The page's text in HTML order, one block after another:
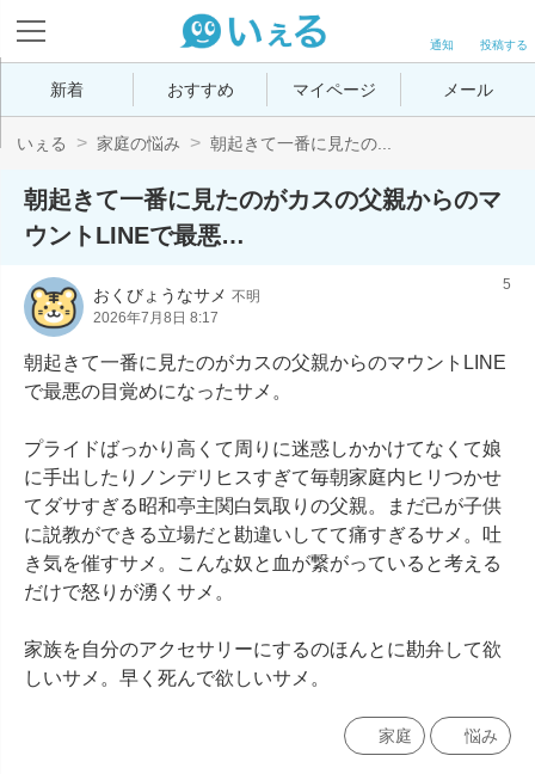
投稿する
通知
新着 おすすめ マイページ メール
いぇる 家庭の悩み 朝起きて一番に見たの...
朝起きて一番に見たのがカスの父親からのマ
ウントLINEで最悪…
おくびょうなサメ 不明
2026年7月8日 8:17
5
朝起きて一番に見たのがカスの父親からのマウントLINE
で最悪の目覚めになったサメ。
プライドばっかり高くて周りに迷惑しかかけてなくて娘
に手出したりノンデリヒスすぎて毎朝家庭内ヒリつかせ
てダサすぎる昭和亭主関白気取りの父親。まだ己が子供
に説教ができる立場だと勘違いしてて痛すぎるサメ。吐
き気を催すサメ。こんな奴と血が繋がっていると考える
だけで怒りが湧くサメ。
家族を自分のアクセサリーにするのほんとに勘弁して欲
しいサメ。早く死んで欲しいサメ。
家庭 悩み